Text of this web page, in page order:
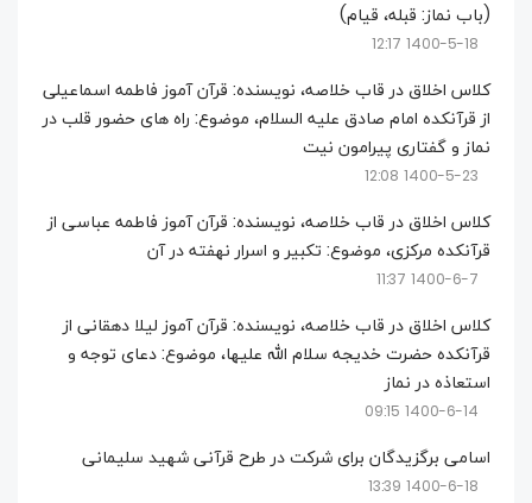
(باب نماز: قبله، قیام)
1400-5-18 12:17
کلاس اخلاق در قاب خلاصه، نویسنده: قرآن آموز فاطمه اسماعیلی
از قرآنکده امام صادق علیه السلام، موضوع: راه های حضور قلب در
نماز و گفتاری پیرامون نیت
1400-5-23 12:08
کلاس اخلاق در قاب خلاصه، نویسنده: قرآن آموز فاطمه عباسی از
قرآنکده مرکزی، موضوع: تکبیر و اسرار نهفته در آن
1400-6-7 11:37
کلاس اخلاق در قاب خلاصه، نویسنده: قرآن آموز لیلا دهقانی از
قرآنکده حضرت خدیجه سلام الله علیها، موضوع: دعای توجه و
استعاذه در نماز
1400-6-14 09:15
اسامی برگزیدگان برای شرکت در طرح قرآنی شهید سلیمانی
1400-6-18 13:39